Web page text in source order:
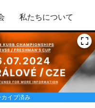
私たちについて
カイブ済み
Kubb Tornooi
|ベルギー
Lake Superior Ice Festival Kubb Tournament